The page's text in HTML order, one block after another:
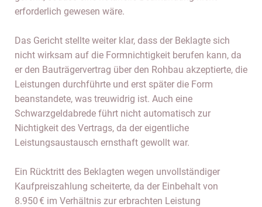
erforderlich gewesen wäre.
Das Gericht stellte weiter klar, dass der Beklagte sich
nicht wirksam auf die Formnichtigkeit berufen kann, da
er den Bauträgervertrag über den Rohbau akzeptierte, die
Leistungen durchführte und erst später die Form
beanstandete, was treuwidrig ist. Auch eine
Schwarzgeldabrede führt nicht automatisch zur
Nichtigkeit des Vertrags, da der eigentliche
Leistungsaustausch ernsthaft gewollt war.
Ein Rücktritt des Beklagten wegen unvollständiger
Kaufpreiszahlung scheiterte, da der Einbehalt von
8.950 € im Verhältnis zur erbrachten Leistung